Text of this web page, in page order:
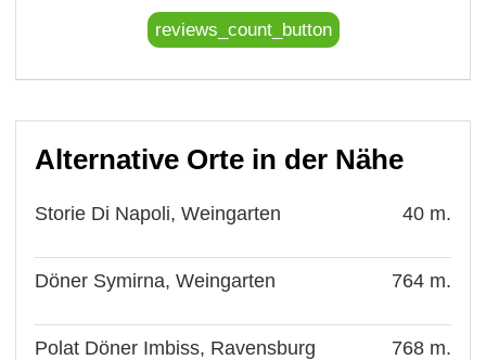
reviews_count_button
Alternative Orte in der Nähe
Storie Di Napoli, Weingarten 40 m.
Döner Symirna, Weingarten 764 m.
Polat Döner Imbiss, Ravensburg 768 m.